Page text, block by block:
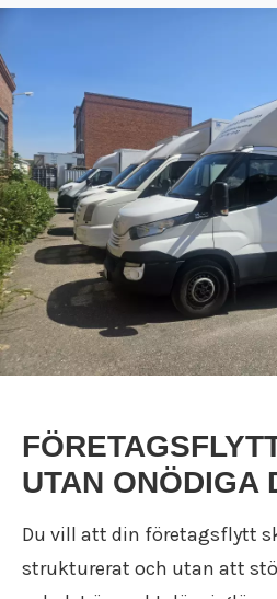
UTAN ONÖDIGA
Du vill att din företagsflytt
strukturerat och utan att